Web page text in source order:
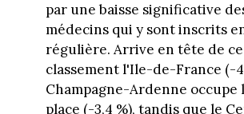
par une baisse significative
médecins qui y sont inscrits
régulière. Arrive en tête de ce
classement l'Ile-de-France (-
Champagne-Ardenne occupe
place (-3,4 %), tandis que le